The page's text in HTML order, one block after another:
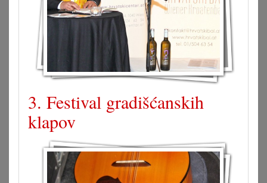
3. Festival gradišćanskih
klapov